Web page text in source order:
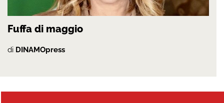
Fuffa di maggio
di DINAMOpress